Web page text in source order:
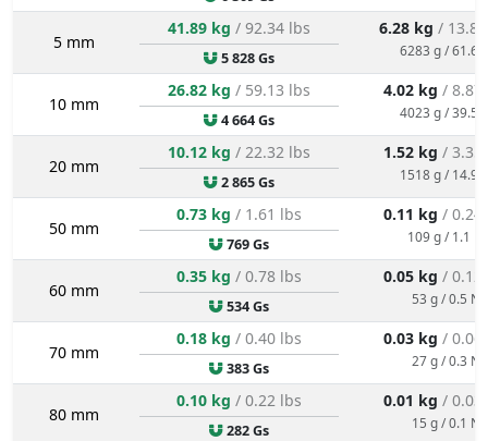
5 mm
41.89 kg / 92.34 lbs
5 828 Gs
6.28 kg /
6283 g / 61.6
10 mm
26.82 kg / 59.13 lbs
4 664 Gs
4.02 kg / 8.87
4023 g / 39.5
20 mm
10.12 kg / 22.32 lbs
2 865 Gs
1.52 kg / 3.35
1518 g / 14.9
50 mm
0.73 kg / 1.61 lbs
769 Gs
0.11 kg / 0.24
109 g / 1.1 N
60 mm
0.35 kg / 0.78 lbs
534 Gs
0.05 kg / 0.12
53 g / 0.5 N
70 mm
0.18 kg / 0.40 lbs
383 Gs
0.03 kg / 0.06
27 g / 0.3 N
80 mm
0.10 kg / 0.22 lbs
282 Gs
0.01 kg / 0.03
15 g / 0.1 N